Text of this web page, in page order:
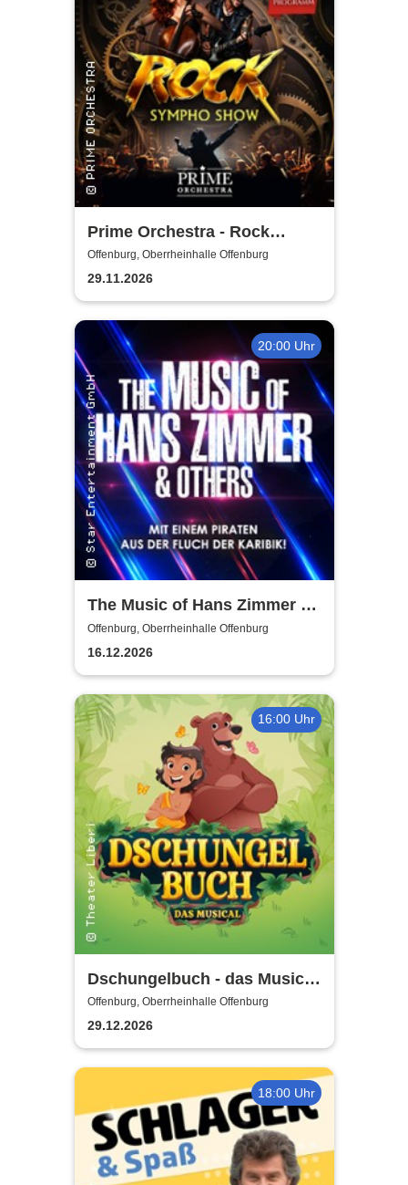
Prime Orchestra - Rock
Sympho Show
Offenburg, Oberrheinhalle Offenburg
29.11.2026
20:00 Uhr
The Music of Hans Zimmer &
Others - A Celebration of Film
Music
Offenburg, Oberrheinhalle Offenburg
16.12.2026
16:00 Uhr
Dschungelbuch - das Musical
| Theater Liberi
Offenburg, Oberrheinhalle Offenburg
29.12.2026
18:00 Uhr